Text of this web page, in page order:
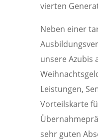
vierten
Neben einer
unsere Azubis
Leistungen,
Vorteilskarte
sehr guten